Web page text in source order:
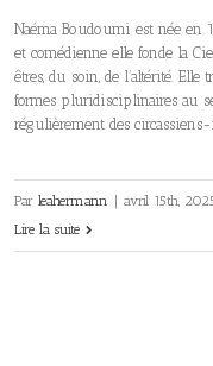
Naéma Boudoumi est née en
et comédienne elle fonde la
êtres, du soin, de l’altérité.
formes pluridisciplinaires au
régulièrement des
Par leahermann avril 15th,
Lire la suite